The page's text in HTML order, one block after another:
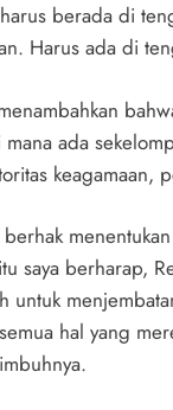
berada di
Harus ada di
mana ada
keagamaan,
berhak
saya berharap,
untuk
hal yang